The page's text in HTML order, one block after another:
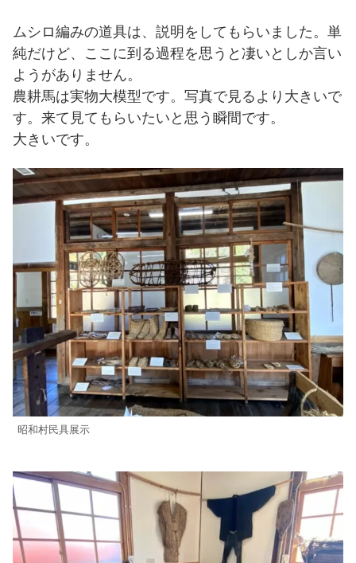
ムシロ編みの道具は、説明をしてもらいました。単
純だけど、ここに到る過程を思うと凄いとしか言い
ようがありません。
農耕馬は実物大模型です。写真で見るより大きいで
す。来て見てもらいたいと思う瞬間です。
大きいです。
昭和村民具展示